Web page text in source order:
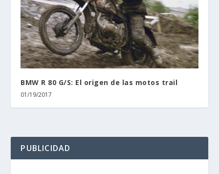
BMW R 80 G/S: El origen de las motos trail
01/19/2017
PUBLICIDAD